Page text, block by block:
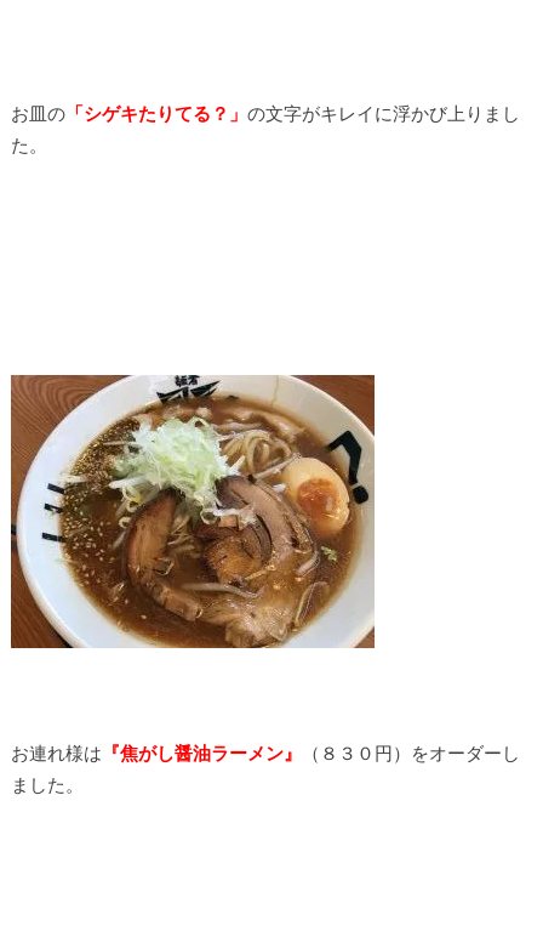
お皿の「シゲキたりてる？」 の文字がキレイに浮かび上りまし
た。
お連れ様は 『焦がし醤油ラーメン』
（８３０円）をオーダーし
ました。